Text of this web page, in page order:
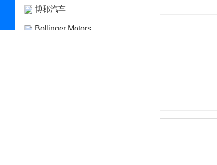
博郡汽车
Bollinger Motors